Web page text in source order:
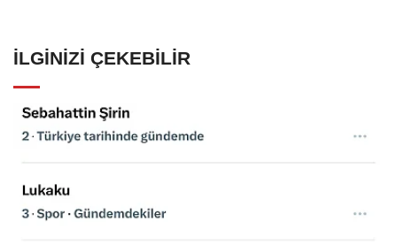
İLGINIZI ÇEKEBILIR